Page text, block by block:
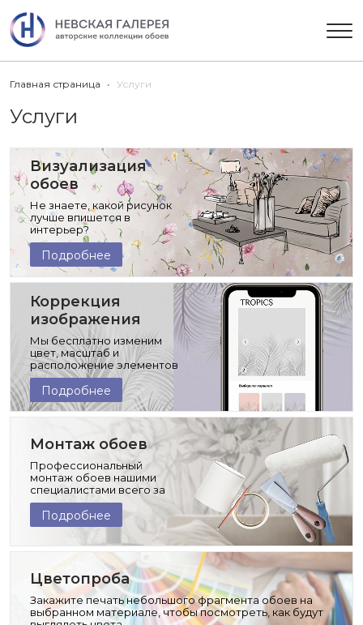
Главная страница Услуги
Услуги
Визуализация
обоев
Не знаете, какой рисунок
лучше впишется в
интерьер?
Подробнее
Коррекция
изображения
Мы бесплатно изменим
цвет, масштаб и
расположение элементов
изображения
Подробнее
Монтаж обоев
Профессиональный
монтаж обоев нашими
специалистами всего за
час!
Подробнее
Цветопроба
Закажите печать небольшого фрагмента обоев на
выбранном материале, чтобы посмотреть, как будут